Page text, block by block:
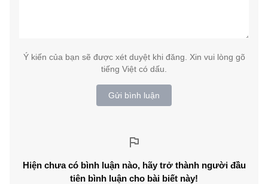
Ý kiến của bạn sẽ được xét duyệt khi đăng. Xin vui lòng gõ
tiếng Việt có dấu.
Gửi bình luận
Hiện chưa có bình luận nào, hãy trở thành người đầu
tiên bình luận cho bài biết này!